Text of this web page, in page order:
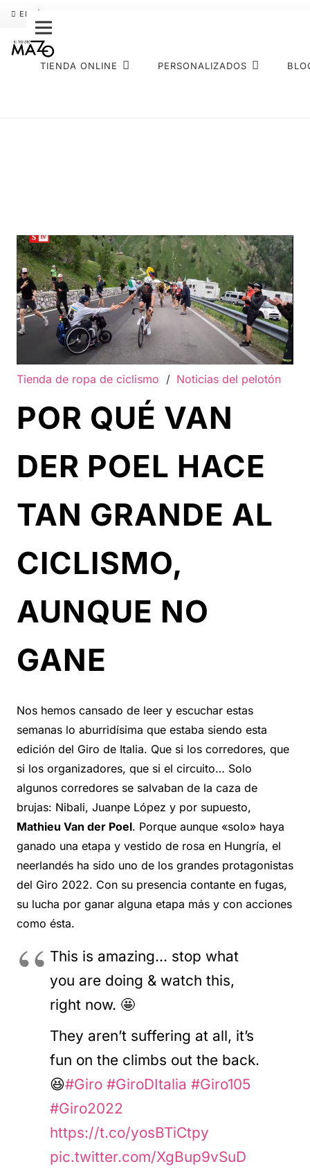
ENVÍO GRATIS
TIENDA ONLINE PERSONALIZADOS
Tienda de ropa de ciclismo / Noticias del pelotón
POR QUÉ VAN
DER POEL HACE
TAN GRANDE AL
CICLISMO,
AUNQUE NO
GANE
Nos hemos cansado de leer y escuchar estas
semanas lo aburridísima que estaba siendo esta
edición del Giro de Italia. Que si los corredores, que
si los organizadores, que si el circuito… Solo
algunos corredores se salvaban de la caza de
brujas: Nibali, Juanpe López y por supuesto,
Mathieu Van der Poel. Porque aunque «solo» haya
ganado una etapa y vestido de rosa en Hungría, el
neerlandés ha sido uno de los grandes protagonistas
del Giro 2022. Con su presencia contante en fugas,
su lucha por ganar alguna etapa más y con acciones
como ésta.
This is amazing… stop what
you are doing & watch this,
right now. 🤩
They aren’t suffering at all, it’s
fun on the climbs out the back.
😆#Giro #GiroDItalia #Giro105
#Giro2022
https://t.co/yosBTiCtpy
pic.twitter.com/XgBup9vSuD